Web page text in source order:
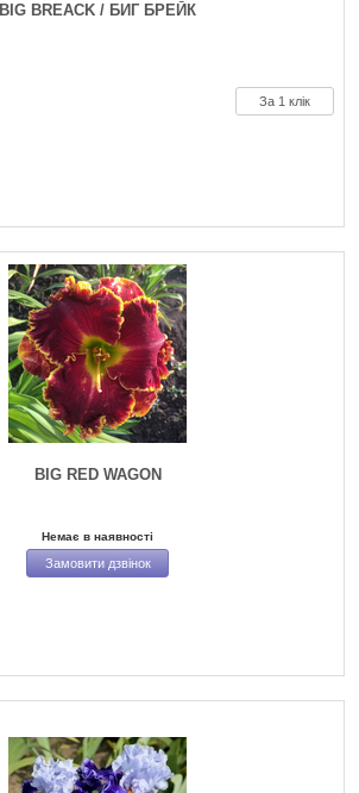
BIG BREACK / БИГ БРЕЙК
За 1 клік
BIG RED WAGON
Немає в наявності
Замовити дзвінок